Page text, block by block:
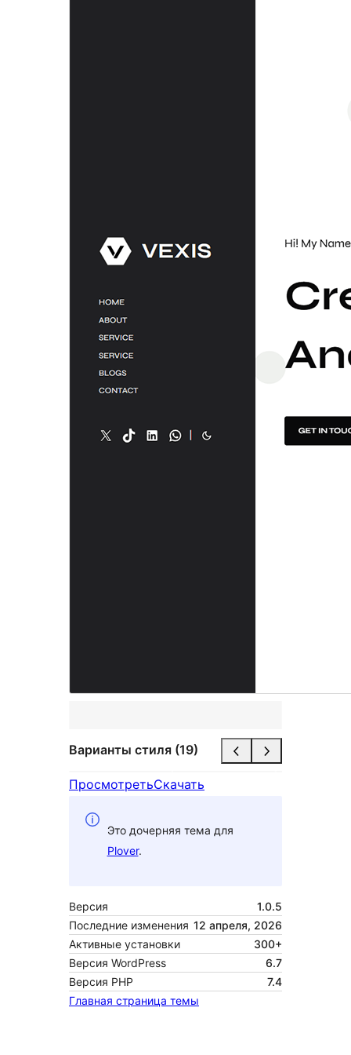
Варианты стиля (19)
ПросмотретьСкачать
Это дочерняя тема для
Plover.
Версия
1.0.5
Последние изменения 12 апреля, 2026
Активные установки
300+
Версия WordPress
6.7
Версия PHP
7.4
Главная страница темы